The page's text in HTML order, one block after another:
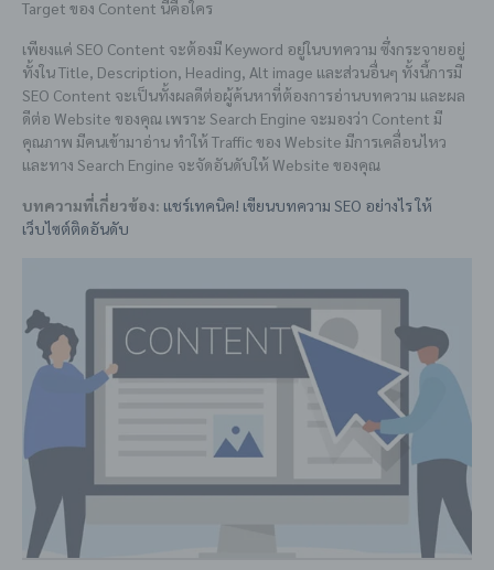
Target ของ Content นี้คือใคร
เพียงแค่ SEO Content จะต้องมี Keyword อยู่ในบทความ ซึ่งกระจายอยู่
ทั้งใน Title, Description, Heading, Alt image และส่วนอื่นๆ ทั้งนี้การมี
SEO Content จะเป็นทั้งผลดีต่อผู้ค้นหาที่ต้องการอ่านบทความ และผล
ดีต่อ Website ของคุณ เพราะ Search Engine จะมองว่า Content มี
คุณภาพ มีคนเข้ามาอ่าน ทำให้ Traffic ของ Website มีการเคลื่อนไหว
และทาง Search Engine จะจัดอันดับให้ Website ของคุณ
บทความที่เกี่ยวข้อง: แชร์เทคนิค! เขียนบทความ SEO อย่างไร ให้
เว็บไซต์ติดอันดับ